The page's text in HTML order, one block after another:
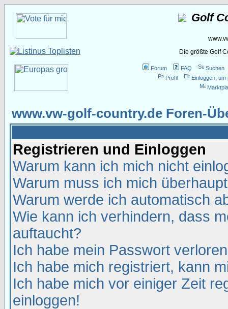
Golf
Die größte Golf
Forum FAQ
Suchen
Profil
Einloggen,
www.vw-golf-country.de Foren-
Registrieren und Einloggen
Warum kann ich mich nicht
Warum muss ich mich
Warum werde ich automatisch
Wie kann ich verhindern, dass
auftaucht?
Ich habe mein Passwort
Ich habe mich registriert, kann
Ich habe mich vor einiger Zeit
einloggen!